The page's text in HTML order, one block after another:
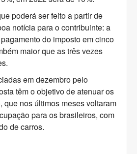
poderá ser feito a partir de
notícia para o contribuinte: a
do imposto em cinco
maior que as três vezes
em dezembro pelo
têm o objetivo de atenuar os
que nos últimos meses voltaram
para os brasileiros, com
de carros.